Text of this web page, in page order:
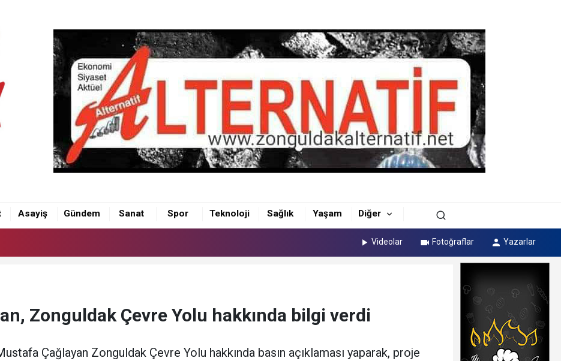
Asayiş Gündem Sanat Spor Teknoloji Sağlık Yaşam Diğer
Videolar Fotoğraflar Yazarlar
Zonguldak Çevre Yolu hakkında bilgi verdi
Çağlayan Zonguldak Çevre Yolu hakkında basın açıklaması yaparak, proje